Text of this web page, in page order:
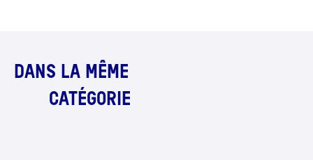
DANS LA MÊME
CATÉGORIE